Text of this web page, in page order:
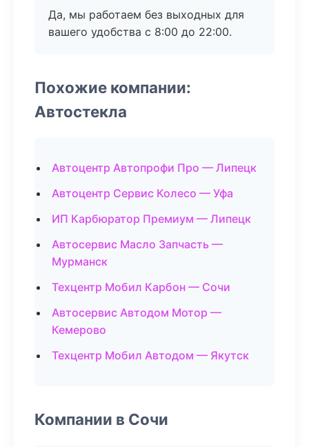
Да, мы работаем без выходных для
вашего удобства с 8:00 до 22:00.
Похожие компании:
Автостекла
Автоцентр Автопрофи Про — Липецк
Автоцентр Сервис Колесо — Уфа
ИП Карбюратор Премиум — Липецк
Автосервис Масло Запчасть —
Мурманск
Техцентр Мобил Карбон — Сочи
Автосервис Автодом Мотор —
Кемерово
Техцентр Мобил Автодом — Якутск
Компании в Сочи